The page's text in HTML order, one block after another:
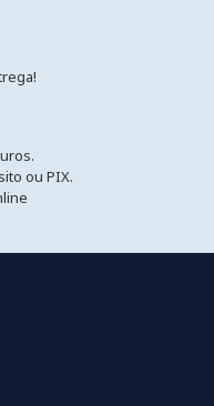
ou PIX.